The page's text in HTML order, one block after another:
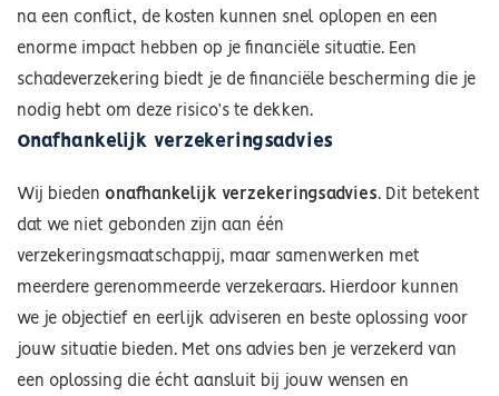
na een conflict, de kosten kunnen snel oplopen en een
enorme impact hebben op je financiële situatie. Een
schadeverzekering biedt je de financiële bescherming die je
nodig hebt om deze risico’s te dekken.
Onafhankelijk verzekeringsadvies
Wij bieden onafhankelijk verzekeringsadvies. Dit betekent
dat we niet gebonden zijn aan één
verzekeringsmaatschappij, maar samenwerken met
meerdere gerenommeerde verzekeraars. Hierdoor kunnen
we je objectief en eerlijk adviseren en beste oplossing voor
jouw situatie bieden. Met ons advies ben je verzekerd van
een oplossing die écht aansluit bij jouw wensen en